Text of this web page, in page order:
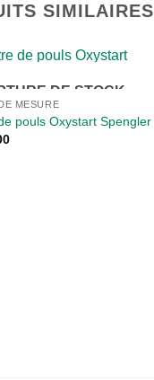
SIMILAIRES
DE STOCK
MESURE
pouls Oxystart Spengler